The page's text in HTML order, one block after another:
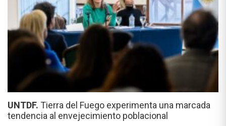
UNTDF. Tierra del Fuego experimenta una marcada
tendencia al envejecimiento poblacional